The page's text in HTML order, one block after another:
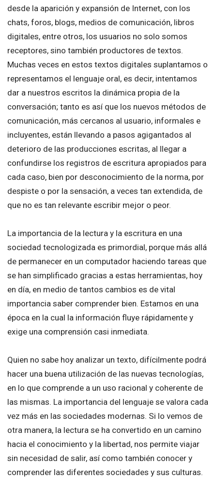
desde la aparición y expansión de Internet, con los
chats, foros, blogs, medios de comunicación, libros
digitales, entre otros, los usuarios no solo somos
receptores, sino también productores de textos.
Muchas veces en estos textos digitales suplantamos o
representamos el lenguaje oral, es decir, intentamos
dar a nuestros escritos la dinámica propia de la
conversación; tanto es así que los nuevos métodos de
comunicación, más cercanos al usuario, informales e
incluyentes, están llevando a pasos agigantados al
deterioro de las producciones escritas, al llegar a
confundirse los registros de escritura apropiados para
cada caso, bien por desconocimiento de la norma, por
despiste o por la sensación, a veces tan extendida, de
que no es tan relevante escribir mejor o peor.
La importancia de la lectura y la escritura en una
sociedad tecnologizada es primordial, porque más allá
de permanecer en un computador haciendo tareas que
se han simplificado gracias a estas herramientas, hoy
en día, en medio de tantos cambios es de vital
importancia saber comprender bien. Estamos en una
época en la cual la información fluye rápidamente y
exige una comprensión casi inmediata.
Quien no sabe hoy analizar un texto, difícilmente podrá
hacer una buena utilización de las nuevas tecnologías,
en lo que comprende a un uso racional y coherente de
las mismas. La importancia del lenguaje se valora cada
vez más en las sociedades modernas. Si lo vemos de
otra manera, la lectura se ha convertido en un camino
hacia el conocimiento y la libertad, nos permite viajar
sin necesidad de salir, así como también conocer y
comprender las diferentes sociedades y sus culturas.